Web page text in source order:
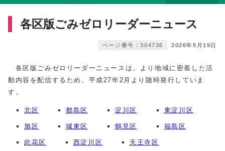
各区版ごみゼロリーダーニュース
2026年5月19日
ページ番号：304736
各区版ごみゼロリーダーニュースは、より地域に密着した活
動内容を配信するため、平成27年2月より随時発行していま
す。
北区 都島区 淀川区 東淀川区
旭区 城東区 鶴見区 福島区
此花区 西淀川区 天王寺区